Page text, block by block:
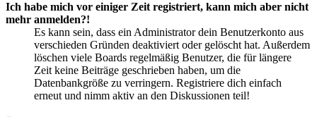
Ich habe mich vor einiger Zeit registriert, kann mich aber nicht
mehr anmelden?!
Es kann sein, dass ein Administrator dein Benutzerkonto aus
verschieden Gründen deaktiviert oder gelöscht hat. Außerdem
löschen viele Boards regelmäßig Benutzer, die für längere
Zeit keine Beiträge geschrieben haben, um die
Datenbankgröße zu verringern. Registriere dich einfach
erneut und nimm aktiv an den Diskussionen teil!